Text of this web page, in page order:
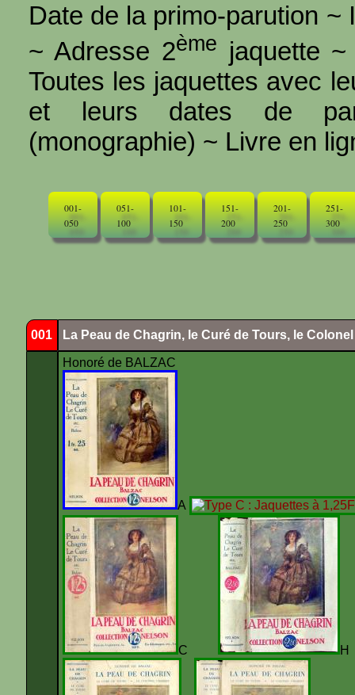
Date de la primo-parution ~
~ Adresse 2ème jaquette
Toutes les jaquettes avec
et leurs dates de
(monographie) ~ Livre en
001-
050
051-
100
101-
150
151-
200
201-
250
251-
300
001 La Peau de Chagrin, le Curé de Tours, le
Honoré de BALZAC
A
C